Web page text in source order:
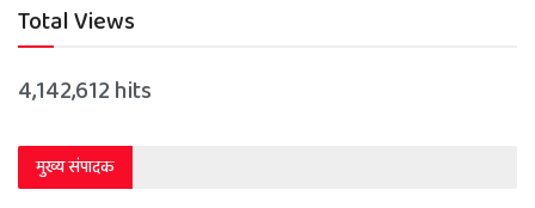
Total Views
4,142,612 hits
मुख्य संपादक